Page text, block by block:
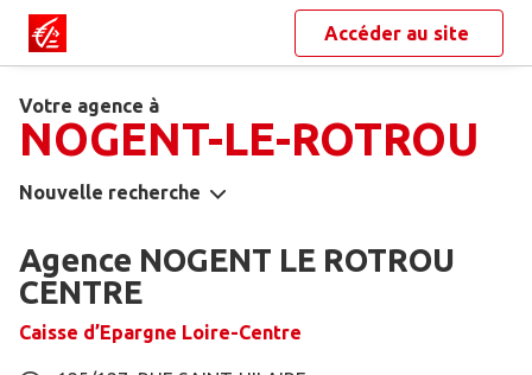
Accéder au site
Votre agence à
NOGENT-LE-ROTROU
Nouvelle recherche
Agence NOGENT LE ROTROU
CENTRE
Caisse d’Epargne Loire-Centre